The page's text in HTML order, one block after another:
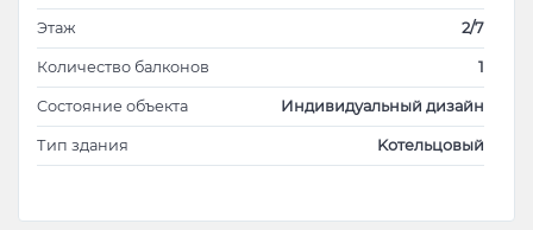
Этаж 2/7
Количество балконов 1
Cостояние объекта Индивидуальный дизайн
Тип здания Kотельцовый